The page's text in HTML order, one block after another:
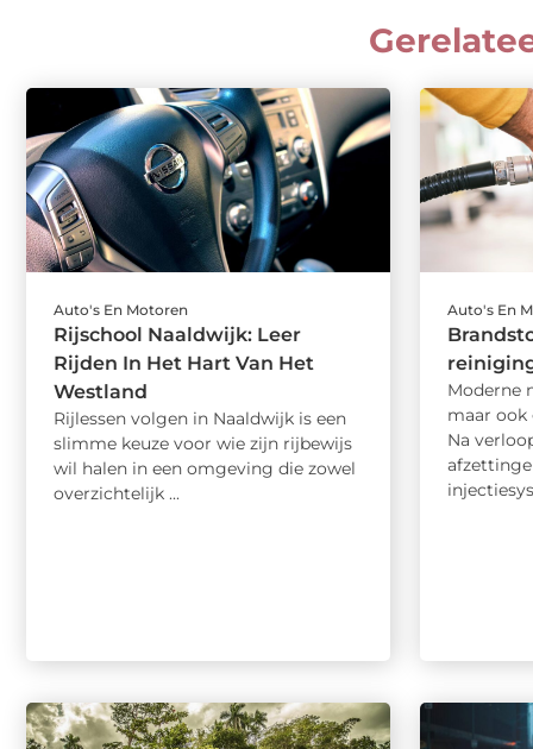
Auto's En Motoren
Rijschool Naaldwijk: Leer
Rijden In Het Hart Van Het
Westland
Rijlessen volgen in Naaldwijk is een
slimme keuze voor wie zijn rijbewijs
wil halen in een omgeving die zowel
overzichtelijk ...
Auto's En
Moderne
maar
Na